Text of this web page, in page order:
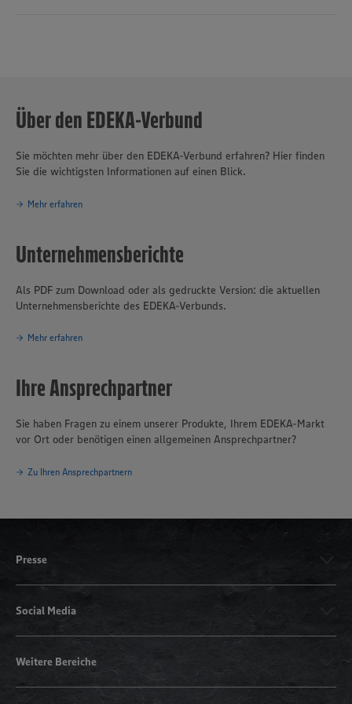
Über den EDEKA-Verbund
Sie möchten mehr über den EDEKA-Verbund erfahren? Hier finden
Sie die wichtigsten Informationen auf einen Blick.
Mehr erfahren
Unternehmensberichte
Als PDF zum Download oder als gedruckte Version: die aktuellen
Unternehmensberichte des EDEKA-Verbunds.
Mehr erfahren
Ihre Ansprechpartner
Sie haben Fragen zu einem unserer Produkte, Ihrem EDEKA-Markt
vor Ort oder benötigen einen allgemeinen Ansprechpartner?
Zu Ihren Ansprechpartnern
Presse
Social Media
Weitere Bereiche